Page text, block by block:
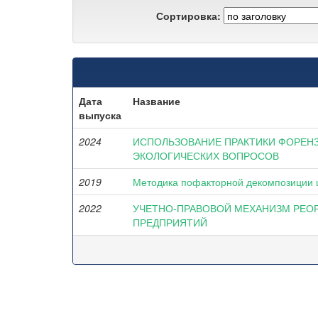
Сортировка:
Дата
выпуска
Название
2024
ИСПОЛЬЗОВАНИЕ ПРАКТИКИ
ЭКОЛОГИЧЕСКИХ ВОПРОСОВ
2019 Методика пофакторной декомпозиции
2022
УЧЕТНО-ПРАВОВОЙ МЕХАНИЗМ
ПРЕДПРИЯТИЙ